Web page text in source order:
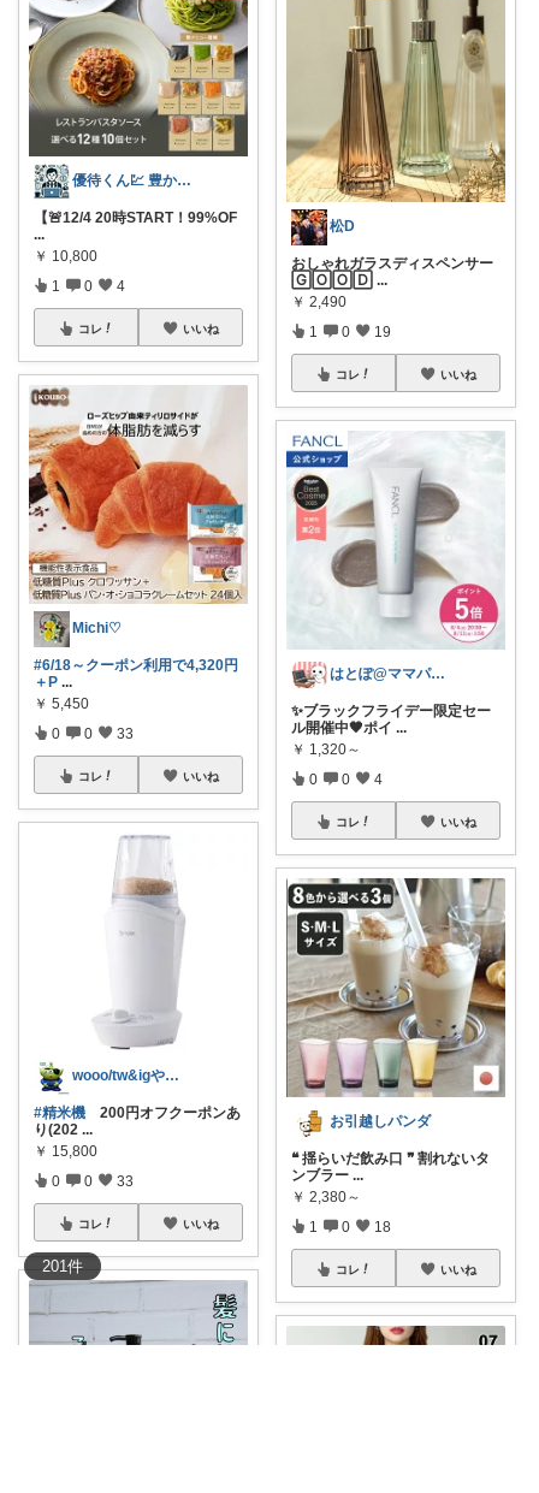
201件
優待くん💹 豊かな暮らし☘️
【🚨12/4 20時START！99%OF
...
￥ 10,800
1 0 4
コレ いいね
Michi♡
#6/18～クーポン利用で4,320円
＋P ...
￥ 5,450
0 0 33
コレ いいね
wooo/tw&igやってます
#精米機 200円オフクーポンあ
り(202 ...
￥ 15,800
0 0 33
コレ いいね
松D
おしゃれガラスディスペンサー
🄶🄾🄾🄳 ...
￥ 2,490
1 0 19
コレ いいね
はとぽ@ママパパの神育児グッズ✨
✨ブラックフライデー限定セー
ル開催中🖤ポイ ...
￥ 1,320～
0 0 4
コレ いいね
お引越しパンダ
❝ 揺らいだ飲み口 ❞ 割れないタ
ンブラー ...
￥ 2,380～
1 0 18
コレ いいね